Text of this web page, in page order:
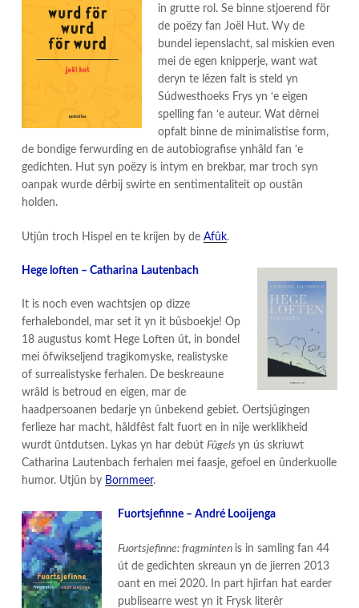
in grutte rol. Se binne stjoerend för
de poëzy fan Joël Hut. Wy de
bundel iepenslacht, sal miskien even
mei de egen knipperje, want wat
deryn te lêzen falt is steld yn
Súdwesthoeks Frys yn ‘e eigen
spelling fan ‘e auteur. Wat dêrnei
opfalt binne de minimalistise form,
de bondige ferwurding en de autobiografise ynhâld fan ‘e
gedichten. Hut syn poëzy is intym en brekbar, mar troch syn
oanpak wurde dêrbij swirte en sentimentaliteit op oustân
holden.
Utjûn troch Hispel en te krijen by de Afûk.
Hege loften – Catharina Lautenbach
It is noch even wachtsjen op dizze
ferhalebondel, mar set it yn it bûsboekje! Op
18 augustus komt Hege Loften út, in bondel
mei ôfwikseljend tragikomyske, realistyske
of surrealistyske ferhalen. De beskreaune
wrâld is betroud en eigen, mar de
haadpersoanen bedarje yn ûnbekend gebiet. Oertsjûgingen
ferlieze har macht, hâldfêst falt fuort en in nije werklikheid
wurdt ûntdutsen. Lykas yn har debút Fûgels yn ús skriuwt
Catharina Lautenbach ferhalen mei faasje, gefoel en ûnderkuolle
humor. Utjûn by Bornmeer.
Fuortsjefinne – André Looijenga
Fuortsjefinne: fragminten is in samling fan 44
út de gedichten skreaun yn de jierren 2013
oant en mei 2020. In part hjirfan hat earder
publisearre west yn it Frysk literêr